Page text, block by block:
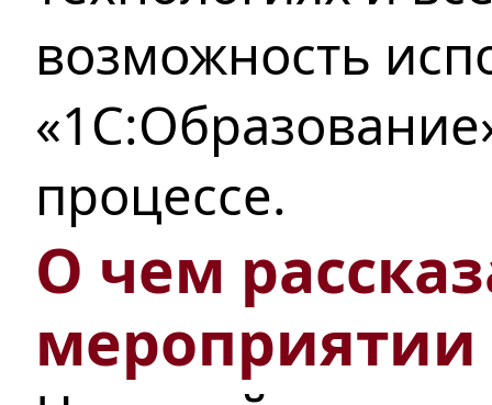
возможность
процессе.
О чем
мероприятии